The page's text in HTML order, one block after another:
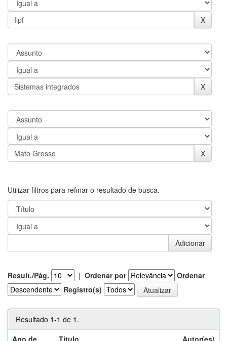
Utilizar filtros para refinar o resultado de busca.
Result./Pág. | Ordenar por
Ordenar
Registro(s)
Resultado 1-1 de 1.
Ano de
Título Autor(es)